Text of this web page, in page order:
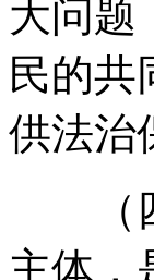
大问题
民的共
供法治
（四
主体 ，